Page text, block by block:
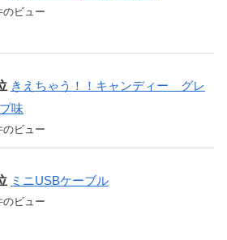
のビュー
きえちゃう！！キャンディー グレ
味
のビュー
ミニUSBケーブル
のビュー